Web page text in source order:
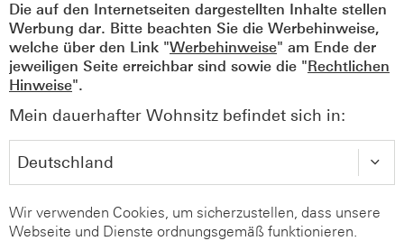
Die auf den Internetseiten dargestellten Inhalte stellen
Werbung dar. Bitte beachten Sie die Werbehinweise,
welche über den Link "Werbehinweise" am Ende der
jeweiligen Seite erreichbar sind sowie die "Rechtlichen
Hinweise".
Mein dauerhafter Wohnsitz befindet sich in:
Wir verwenden Cookies, um sicherzustellen, dass unsere
Webseite und Dienste ordnungsgemäß funktionieren.